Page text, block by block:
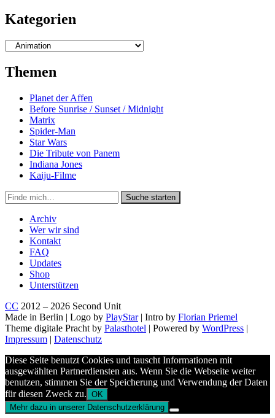
Kategorien
Kategorien
Themen
Planet der Affen
Before Sunrise / Sunset / Midnight
Matrix
Spider-Man
Star Wars
Die Tribute von Panem
Indiana Jones
Kaiju-Filme
Suche
in
https://secondunit-
podcast.de/
Suche starten
Archiv
Wer wir sind
Kontakt
FAQ
Updates
Shop
Unterstützen
CC 2012 – 2026 Second Unit
Made in Berlin | Logo by PlayStar| Intro by Florian Priemel
Theme digitale Pracht by Palasthotel | Powered by WordPress |
Impressum | Datenschutz
Diese Seite benutzt Cookies und tauscht Informationen mit
ausgewählten Partnerdiensten aus. Wenn Sie die Webseite weiter
benutzen, stimmen Sie der Speicherung und Verwendung der Daten
für diesen Zweck zu. OK
Mehr dazu in unserer Datenschutzerklärung